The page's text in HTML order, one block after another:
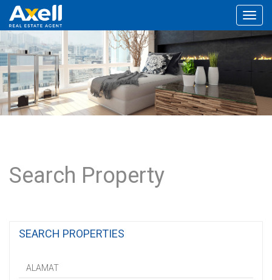
Search Property
SEARCH PROPERTIES